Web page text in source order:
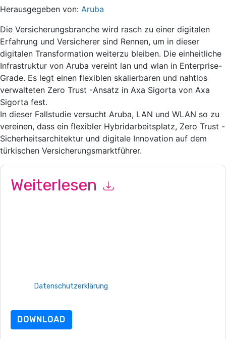
Herausgegeben von: Aruba
Die Versicherungsbranche wird rasch zu einer digitalen
Erfahrung und Versicherer sind Rennen, um in dieser
digitalen Transformation weiterzu bleiben. Die einheitliche
Infrastruktur von Aruba vereint lan und wlan in Enterprise-
Grade. Es legt einen flexiblen skalierbaren und nahtlos
verwalteten Zero Trust -Ansatz in Axa Sigorta von Axa
Sigorta fest.
In dieser Fallstudie versucht Aruba, LAN und WLAN so zu
vereinen, dass ein flexibler Hybridarbeitsplatz, Zero Trust -
Sicherheitsarchitektur und digitale Innovation auf dem
türkischen Versicherungsmarktführer.
Weiterlesen
Datenschutzerklärung
DOWNLOAD